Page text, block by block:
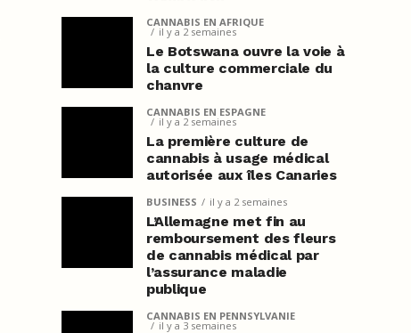
CANNABIS EN AFRIQUE
il y a 2 semaines
Le Botswana ouvre la voie à
la culture commerciale du
chanvre
CANNABIS EN ESPAGNE
il y a 2 semaines
La première culture de
cannabis à usage médical
autorisée aux îles Canaries
BUSINESS il y a 2 semaines
L’Allemagne met fin au
remboursement des fleurs
de cannabis médical par
l’assurance maladie
publique
CANNABIS EN PENNSYLVANIE
il y a 3 semaines